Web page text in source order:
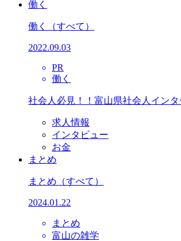
働く
働く （すべて）
2022.09.03
PR
働く
社会人必見！！富山県社会人イン
求人情報
インタビュー
お金
まとめ
まとめ （すべて）
2024.01.22
まとめ
富山の雑学